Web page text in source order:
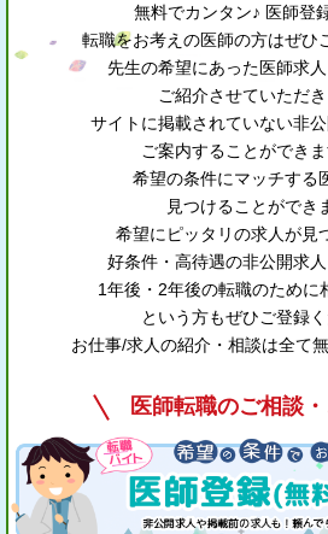
無料でカンタン♪ 医師登
転職をお考えの医師の方はぜひ
先生の希望にあった医師求人
ご紹介させていただき
サイトに掲載されていない非
ご案内することができま
希望の条件にマッチする
見つけることができ
希望にピッタリの求人が見
好条件・高待遇の非公開求人
1年後・2年後の転職のために
という方もぜひご登録く
お仕事/求人の紹介・相談は全て
医師転職のご相談